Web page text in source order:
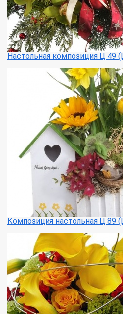
Настольная композиция Ц 49
Композиция настольная Ц 89